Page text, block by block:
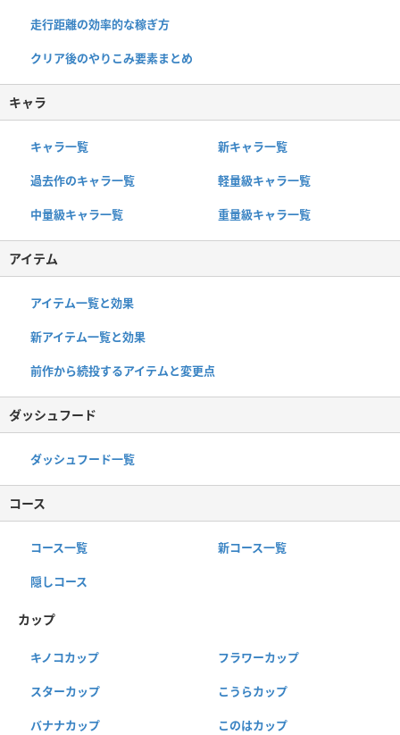
走行距離の効率的な稼ぎ方
クリア後のやりこみ要素まとめ
キャラ
キャラ一覧 新キャラ一覧
過去作のキャラ一覧 軽量級キャラ一覧
中量級キャラ一覧 重量級キャラ一覧
アイテム
アイテム一覧と効果
新アイテム一覧と効果
前作から続投するアイテムと変更点
ダッシュフード
ダッシュフード一覧
コース
コース一覧 新コース一覧
隠しコース
カップ
キノコカップ フラワーカップ
スターカップ こうらカップ
バナナカップ このはカップ